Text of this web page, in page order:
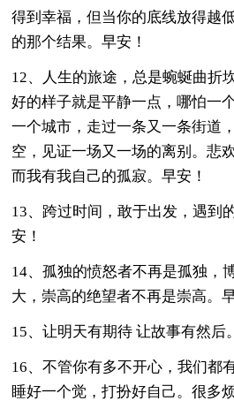
得到幸福，但当你的底线放得越
的那个结果。早安！
12、人生的旅途，总是蜿蜒曲折
好的样子就是平静一点，哪怕一
一个城市，走过一条又一条街道
空，见证一场又一场的离别。悲
而我有我自己的孤寂。早安！
13、跨过时间，敢于出发，遇到
安！
14、孤独的愤怒者不再是孤独，
大，崇高的绝望者不再是崇高。
15、让明天有期待 让故事有然后
16、不管你有多不开心，我们都
睡好一个觉，打扮好自己。很多